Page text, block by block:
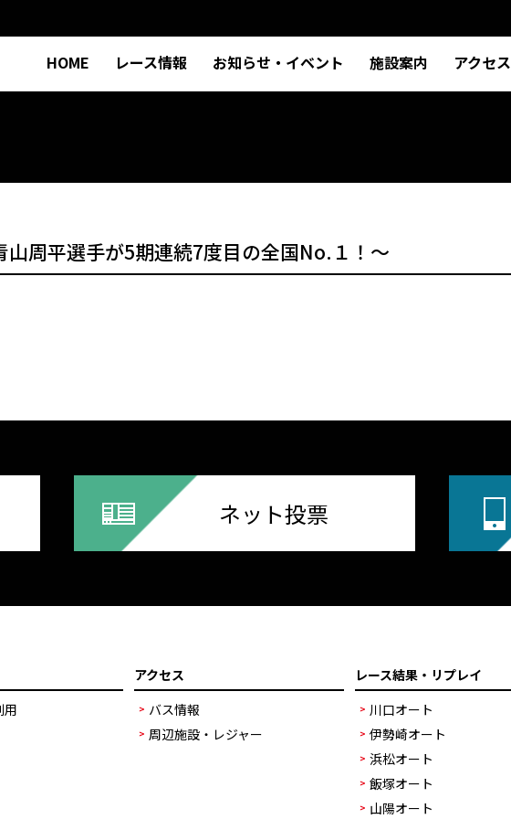
HOME レース情報 お知らせ・イベント 施設案内 アクセス
周平選手が5期連続7度目の全国No.１！～
ネット投票
用
アクセス
バス情報
周辺施設・レジャー
レース結果・リプレイ
川口オート
伊勢崎オート
浜松オート
飯塚オート
山陽オート